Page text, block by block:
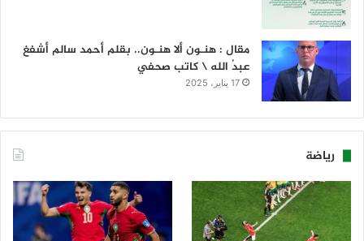
مقال : هنـون ألا هنـون.. بقلم أحمد سالم أشفغ
عبدُ الله \ كاتب صحفي
17 يناير، 2025
رياضة